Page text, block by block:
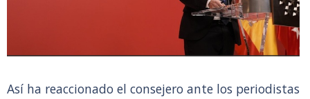
Así ha reaccionado el consejero ante los periodistas